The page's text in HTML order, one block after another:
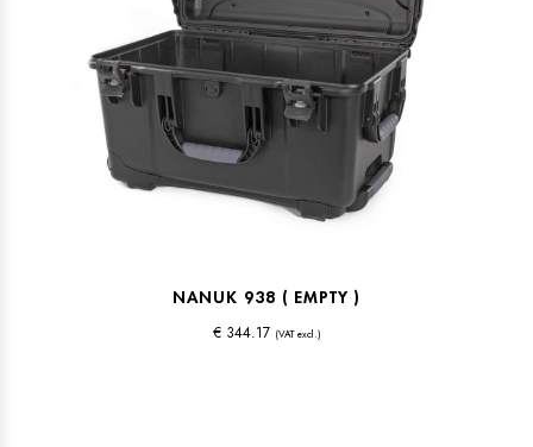
NANUK 938 ( EMPTY )
€ 344.17 (VAT excl.)